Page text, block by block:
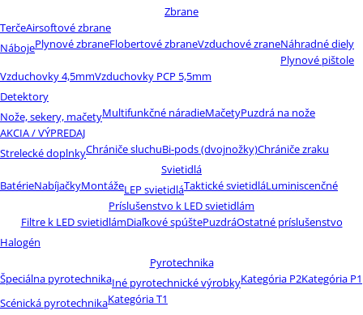
Zbrane
TerčeAirsoftové zbrane
NábojePlynové zbraneFlobertové zbraneVzduchové zraneNáhradné diely
Plynové pištole
Vzduchovky 4,5mmVzduchovky PCP 5,5mm
Detektory
Nože, sekery, mačetyMultifunkčné náradieMačetyPuzdrá na nože
AKCIA / VÝPREDAJ
Strelecké doplnkyChrániče sluchuBi-pods (dvojnožky)Chrániče zraku
Svietidlá
BatérieNabíjačkyMontážeLEP svietidláTaktické svietidláLuminiscenčné
Príslušenstvo k LED svietidlám
Filtre k LED svietidlámDiaľkové spúštePuzdráOstatné príslušenstvo
Halogén
Pyrotechnika
Špeciálna pyrotechnikaIné pyrotechnické výrobkyKategória P2Kategória P1
Scénická pyrotechnikaKategória T1